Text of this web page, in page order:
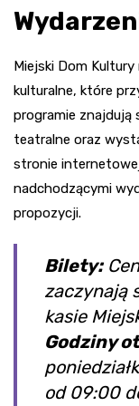
Miejski Dom
kulturalne, które
programie znajdują
teatralne oraz
stronie
nadchodzącymi
propozycji.
Bilety:
zaczynają
kasie
Godziny
od 09:00